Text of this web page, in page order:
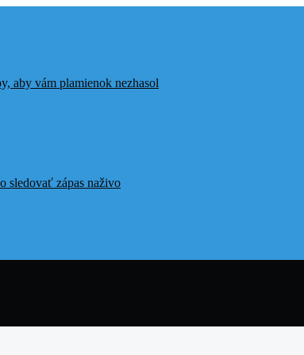
aby vám plamienok nezhasol
sledovať zápas naživo